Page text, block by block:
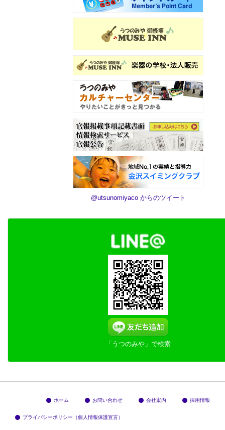
@utsunomiyaco からのツイート
「うつのみや」で検索
ホーム お問い合わせ 会社案内 採用情報
プライバシーポリシー（個人情報保護宣言）